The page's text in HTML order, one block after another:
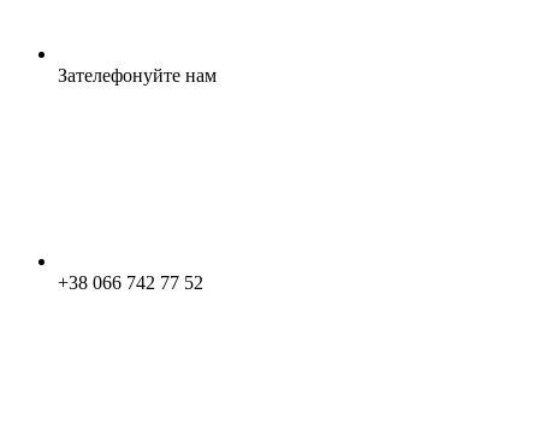
Зателефонуйте нам
+38 066 742 77 52